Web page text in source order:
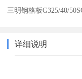
三明钢格板G325/40/
详细说明